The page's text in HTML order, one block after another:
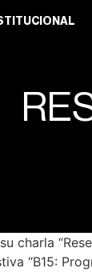
charla
“B15: